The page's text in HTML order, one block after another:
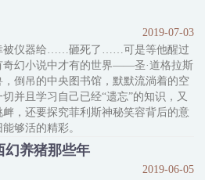
崽子在吸血鬼家族里养大，轻松欧
应该各一半一半
2019-07-03
被仪器给……砸死了……可是等他醒过
奇幻小说中才有的世界——圣·道格拉斯
倒吊的中央图书馆，默默流淌着的空
并且学习自己已经“遗忘”的知识，又
，还要探究菲利斯神秘笑容背后的意
够活的精彩。
液中的种子，一不小心便生根发芽，
幻养猪那些年
2019-06-05